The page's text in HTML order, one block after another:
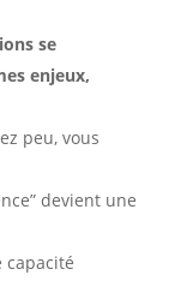
se
enjeux,
peu, vous
devient une